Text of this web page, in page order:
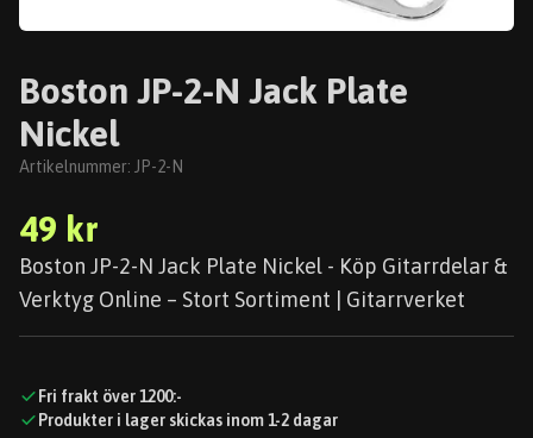
Boston JP-2-N Jack Plate
Nickel
Artikelnummer: JP-2-N
49 kr
Boston JP-2-N Jack Plate Nickel - Köp Gitarrdelar &
Verktyg Online – Stort Sortiment | Gitarrverket
Fri frakt över 1200:-
Produkter i lager skickas inom 1-2 dagar